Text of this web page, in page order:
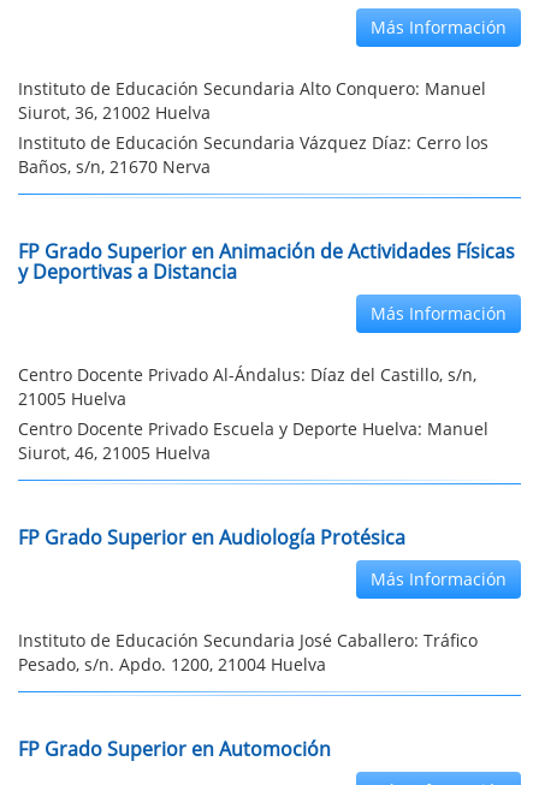
Más Información
Instituto de Educación Secundaria Alto Conquero: Manuel
Siurot, 36, 21002 Huelva
Instituto de Educación Secundaria Vázquez Díaz: Cerro los
Baños, s/n, 21670 Nerva
FP Grado Superior en Animación de Actividades Físicas
y Deportivas a Distancia
Más Información
Centro Docente Privado Al-Ándalus: Díaz del Castillo, s/n,
21005 Huelva
Centro Docente Privado Escuela y Deporte Huelva: Manuel
Siurot, 46, 21005 Huelva
FP Grado Superior en Audiología Protésica
Más Información
Instituto de Educación Secundaria José Caballero: Tráfico
Pesado, s/n. Apdo. 1200, 21004 Huelva
FP Grado Superior en Automoción